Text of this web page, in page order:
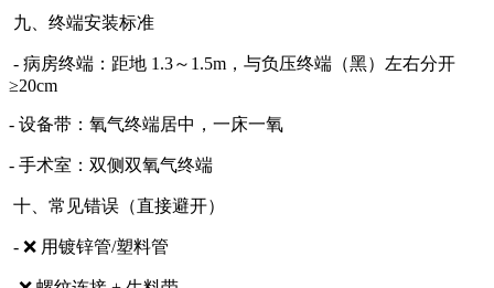
九、终端安装标准
- 病房终端：距地 1.3～1.5m，与负压终端（黑）左右分开
≥20cm
- 设备带：氧气终端居中，一床一氧
- 手术室：双侧双氧气终端
十、常见错误（直接避开）
- ❌ 用镀锌管/塑料管